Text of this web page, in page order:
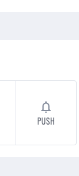
PUSH